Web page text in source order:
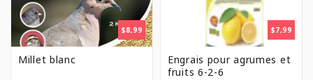
$8,99
Millet blanc
$7,99
Engrais pour agrumes et
fruits 6-2-6